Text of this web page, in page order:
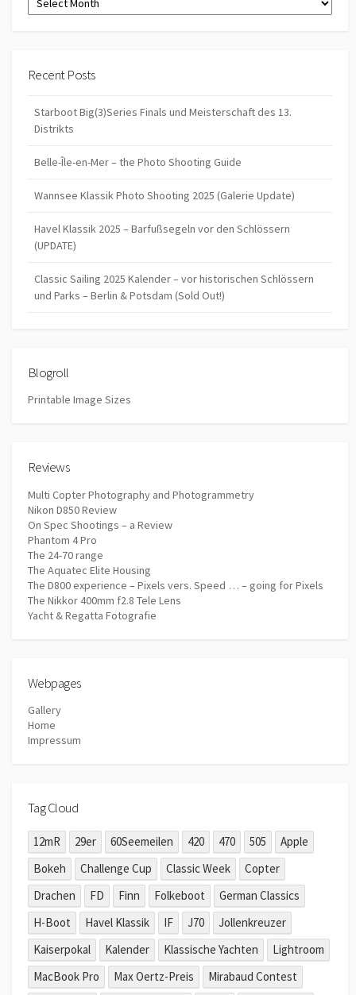
Recent Posts
Starboot Big(3)Series Finals und Meisterschaft des 13.
Distrikts
Belle-Île-en-Mer – the Photo Shooting Guide
Wannsee Klassik Photo Shooting 2025 (Galerie Update)
Havel Klassik 2025 – Barfußsegeln vor den Schlössern
(UPDATE)
Classic Sailing 2025 Kalender – vor historischen Schlössern
und Parks – Berlin & Potsdam (Sold Out!)
Blogroll
Printable Image Sizes
Reviews
Multi Copter Photography and Photogrammetry
Nikon D850 Review
On Spec Shootings – a Review
Phantom 4 Pro
The 24-70 range
The Aquatec Elite Housing
The D800 experience – Pixels vers. Speed … – going for Pixels
The Nikkor 400mm f2.8 Tele Lens
Yacht & Regatta Fotografie
Webpages
Gallery
Home
Impressum
Tag Cloud
12mR 29er 60Seemeilen 420 470 505
Apple
Bokeh
Challenge Cup Classic Week
Copter
Drachen
FD Finn Folkeboot
German Classics
H-Boot
Havel Klassik IF J70
Jollenkreuzer
Kaiserpokal
Kalender Klassische Yachten
Lightroom
MacBook Pro
Max Oertz-Preis
Mirabaud Contest